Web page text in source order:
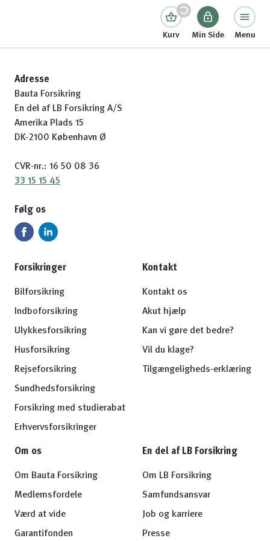
Kurv Min Side Menu
Adresse
Bauta Forsikring
En del af LB Forsikring A/S
Amerika Plads 15
DK-2100 København Ø
CVR-nr.: 16 50 08 36
33 15 15 45
Følg os
Forsikringer
Bilforsikring
Indboforsikring
Ulykkesforsikring
Husforsikring
Rejseforsikring
Sundhedsforsikring
Forsikring med studierabat
Erhvervsforsikringer
Kontakt
Kontakt os
Akut hjælp
Kan vi gøre det bedre?
Vil du klage?
Tilgængeligheds-erklæring
Om os
Om Bauta Forsikring
Medlemsfordele
Værd at vide
Garantifonden
En del af LB Forsikring
Om LB Forsikring
Samfundsansvar
Job og karriere
Presse